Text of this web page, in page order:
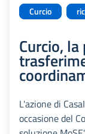
Curcio
Curcio,
L'azione di
occasione del